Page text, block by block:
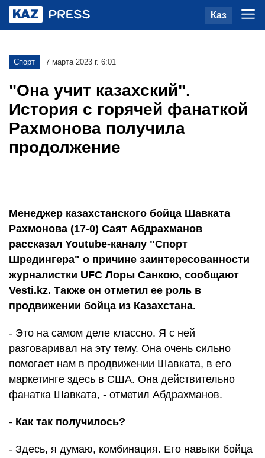
Каз
Спорт 7 марта 2023 г. 6:01
"Она учит казахский".
История с горячей фанаткой
Рахмонова получила
продолжение
Менеджер казахстанского бойца Шавката
Рахмонова (17-0) Саят Абдрахманов
рассказал Youtube-каналу "Спорт
Шредингера" о причине заинтересованности
журналистки UFC Лоры Санкою, сообщают
Vesti.kz. Также он отметил ее роль в
продвижении бойца из Казахстана.
- Это на самом деле классно. Я с ней
разговаривал на эту тему. Она очень сильно
помогает нам в продвижении Шавката, в его
маркетинге здесь в США. Она действительно
фанатка Шавката, - отметил Абдрахманов.
- Как так получилось?
- Здесь, я думаю, комбинация. Его навыки бойца